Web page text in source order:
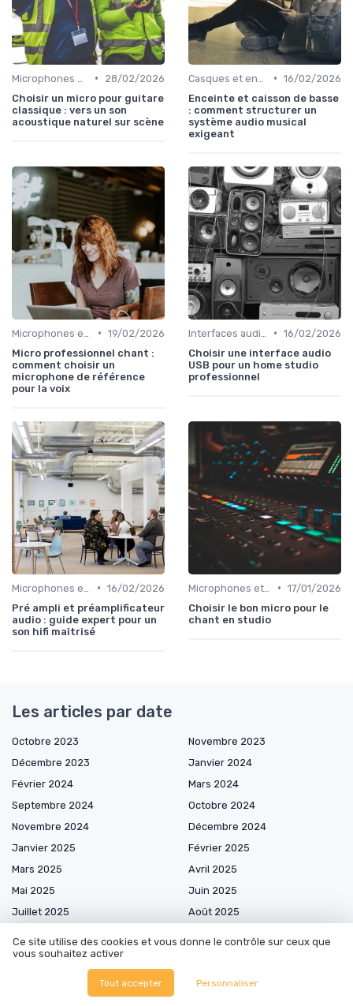
•
28/02/2026
Choisir un micro pour guitare
classique : vers un son
acoustique naturel sur scène
• 16/02/2026
Enceinte et caisson de basse
: comment structurer un
système audio musical
exigeant
• 19/02/2026
Micro professionnel chant :
comment choisir un
microphone de référence
pour la voix
• 16/02/2026
Choisir une interface audio
USB pour un home studio
professionnel
• 16/02/2026
Pré ampli et préamplificateur
audio : guide expert pour un
son hifi maîtrisé
• 17/01/2026
Choisir le bon micro pour le
chant en studio
Les articles par date
Octobre 2023
Novembre 2023
Décembre 2023
Janvier 2024
Février 2024
Mars 2024
Septembre 2024
Octobre 2024
Novembre 2024
Décembre 2024
Janvier 2025
Février 2025
Mars 2025
Avril 2025
Mai 2025
Juin 2025
Juillet 2025
Août 2025
Novembre 2025
Ce site utilise des cookies et vous donne le contrôle sur ceux que
vous souhaitez activer
Tout accepter Personnaliser